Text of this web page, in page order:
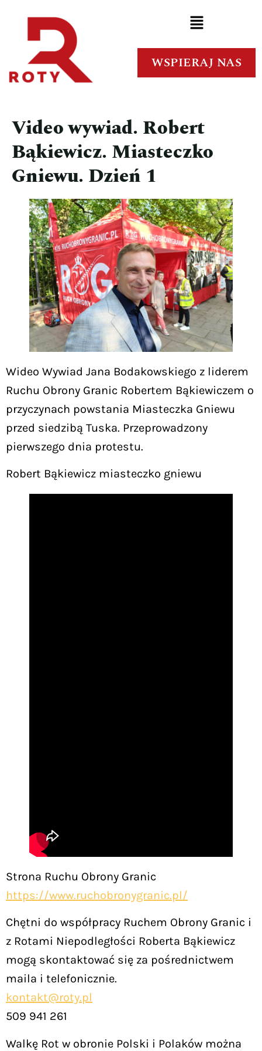
WSPIERAJ NAS
Video wywiad. Robert
Bąkiewicz. Miasteczko
Gniewu. Dzień 1
Wideo Wywiad Jana Bodakowskiego z liderem
Ruchu Obrony Granic Robertem Bąkiewiczem o
przyczynach powstania Miasteczka Gniewu
przed siedzibą Tuska. Przeprowadzony
pierwszego dnia protestu.
Robert Bąkiewicz miasteczko gniewu
Strona Ruchu Obrony Granic
https://www.ruchobronygranic.pl/
Chętni do współpracy Ruchem Obrony Granic i
z Rotami Niepodległości Roberta Bąkiewicz
mogą skontaktować się za pośrednictwem
maila i telefonicznie.
kontakt@roty.pl
509 941 261
Walkę Rot w obronie Polski i Polaków można